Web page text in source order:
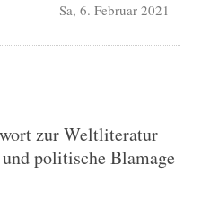
Sa, 6. Februar 2021
zur Weltliteratur
politische Blamage